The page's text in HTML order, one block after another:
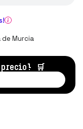
de Murcia
🛒